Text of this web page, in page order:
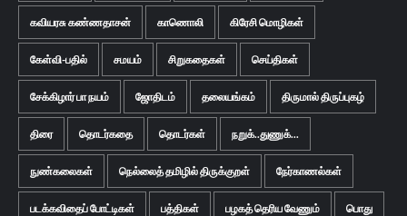
கவியரசு கண்ணதாசன் காணொலி கிரேசி மொழிகள்
கேள்வி-பதில் சமயம் சிறுகதைகள் செய்திகள்
சேக்கிழார் பா நயம் ஜோதிடம் தலையங்கம் திருமால் திருப்புகழ்
திரை தொடர்கதை தொடர்கள் நறுக்..துணுக்...
நுண்கலைகள் நெல்லைத் தமிழில் திருக்குறள் நேர்காணல்கள்
படக்கவிதைப் போட்டிகள் பத்திகள் பழகத் தெரிய வேணும் பொது